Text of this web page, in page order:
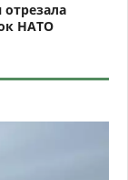
отрезала
НАТО